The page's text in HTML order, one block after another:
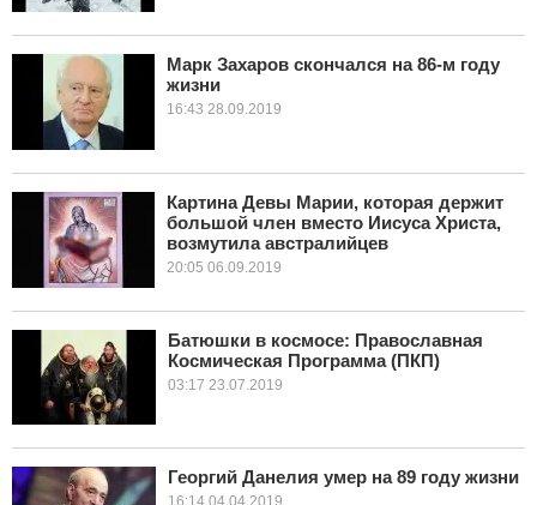
Марк Захаров скончался на 86-м году
жизни
16:43 28.09.2019
Картина Девы Марии, которая держит
большой член вместо Иисуса Христа,
возмутила австралийцев
20:05 06.09.2019
Батюшки в космосе: Православная
Космическая Программа (ПКП)
03:17 23.07.2019
Георгий Данелия умер на 89 году жизни
16:14 04.04.2019